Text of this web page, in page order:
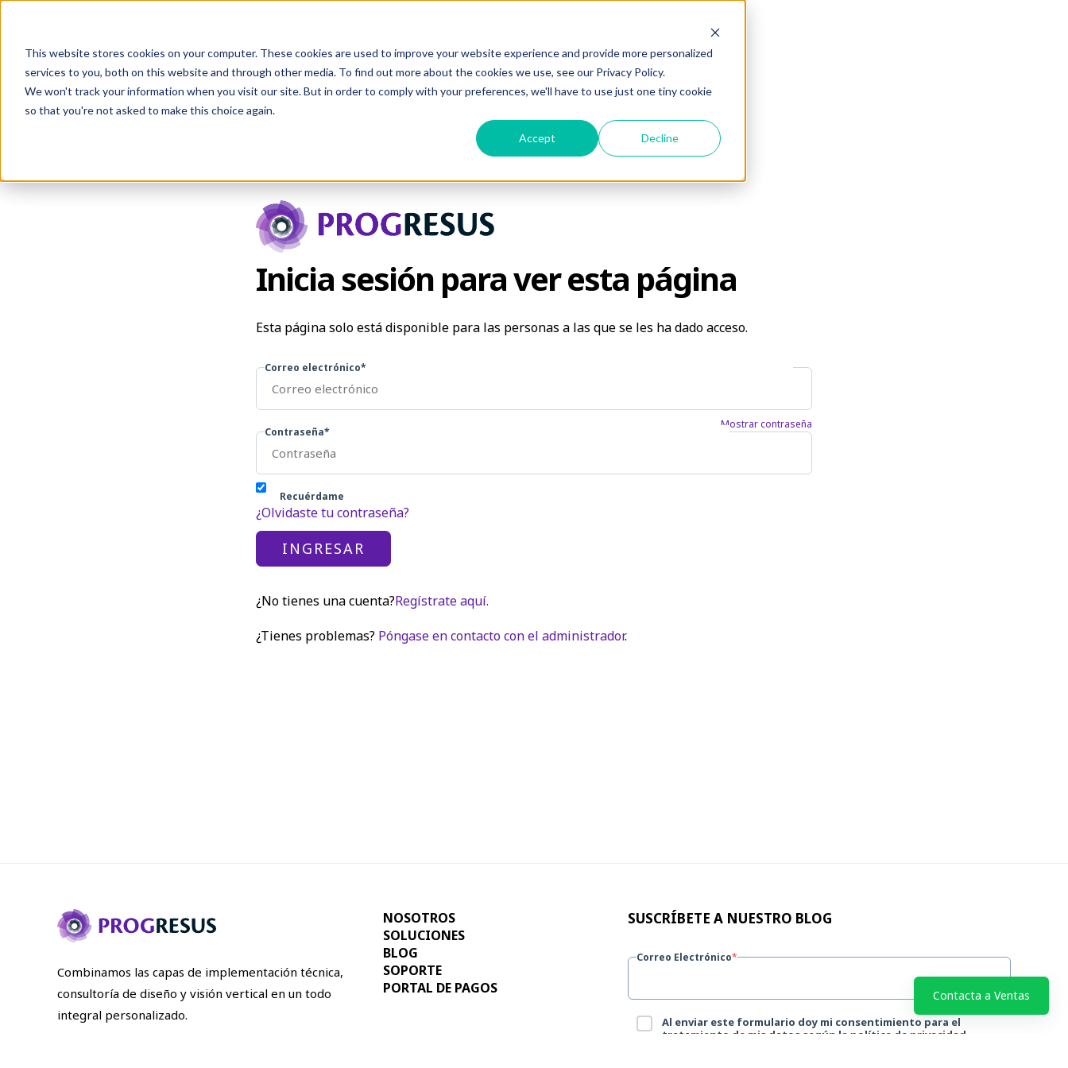
This website stores cookies on your computer. These cookies are used to improve your website experience and provide more personalized
services to you, both on this website and through other media. To find out more about the cookies we use, see our Privacy Policy.
We won't track your information when you visit our site. But in order to comply with your preferences, we'll have to use just one tiny cookie
so that you're not asked to make this choice again.
Accept Decline
Inicia sesión para ver esta página
Esta página solo está disponible para las personas a las que se les ha dado acceso.
Correo electrónico*
Contraseña*
Mostrar contraseña
Recuérdame
¿Olvidaste tu contraseña?
¿No tienes una cuenta?Regístrate aquí.
¿Tienes problemas? Póngase en contacto con el administrador.
Contacta a Ventas
Combinamos las capas de implementación técnica,
consultoría de diseño y visión vertical en un todo
integral personalizado.
NOSOTROS
SOLUCIONES
BLOG
SOPORTE
PORTAL DE PAGOS
SUSCRÍBETE A NUESTRO BLOG
Correo Electrónico*
Al enviar este formulario doy mi consentimiento para el
tratamiento de mis datos según la política de privacidad